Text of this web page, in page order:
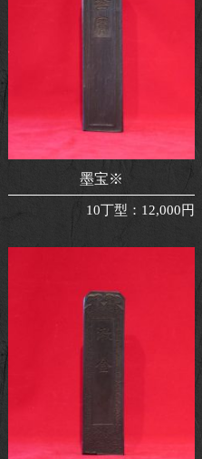
墨宝※
10丁型 ： 12,000円